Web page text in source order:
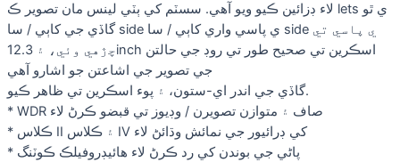
لاء ڊزائين ڪيو ويو آهي. سسٽم کي ٻٽي لينس مان تصوير ڪ lets ي ٿو
گاڏي جي کاٻي / سا side ي پاسي واري کاٻي / سا side ي پاسي تي
چڙهي وئي، ۽ 12.3inch اسڪرين تي صحيح طور تي روڊ جي حالتن
جي تصوير جي اشاعتن جو اشارو آهي
گاڏي جي اندر اي-ستون، ۽ پوء اسڪرين تي ظاهر ڪيو.
* WDR صاف ۽ متوازن تصويرن / وڊيوز تي قبضو ڪرڻ لاء
* ڪلاس II ۽ ڪلاس IV کي ڊرائيور جي نمائش وڌائڻ لاء
* پاڻي جي بوندن کي رد ڪرڻ لاء هائيڊروفيلڪ ڪوٽنگ